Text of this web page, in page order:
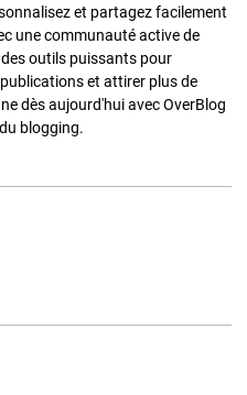
et partagez facilement
une communauté active de
outils puissants pour
et attirer plus de
dès aujourd'hui avec OverBlog
blogging.